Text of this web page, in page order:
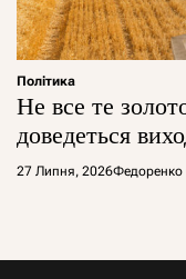
Політика
Не все те
доведеться
27 Липня, 2026Федоренко